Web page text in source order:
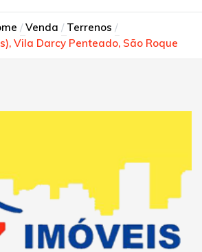
Venda
Terrenos
Vila Darcy Penteado, São Roque